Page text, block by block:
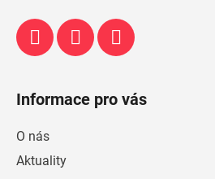
Informace pro vás
O nás
Aktuality